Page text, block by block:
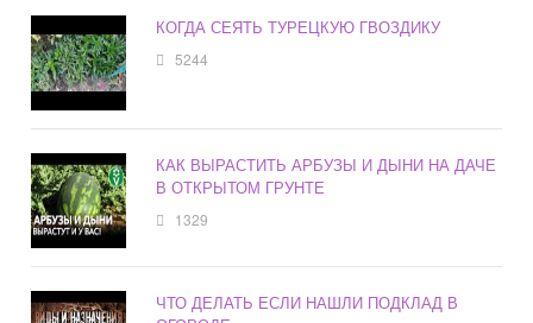
КОГДА СЕЯТЬ ТУРЕЦКУЮ ГВОЗДИКУ
5244
КАК ВЫРАСТИТЬ АРБУЗЫ И ДЫНИ НА ДАЧЕ
В ОТКРЫТОМ ГРУНТЕ
1329
ЧТО ДЕЛАТЬ ЕСЛИ НАШЛИ ПОДКЛАД В